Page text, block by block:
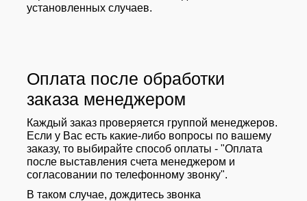
установленных случаев.
Оплата после обработки
заказа менеджером
Каждый заказ проверяется группой менеджеров.
Если у Вас есть какие-либо вопросы по вашему
заказу, то выбирайте способ оплаты - "Оплата
после выставления счета менеджером и
согласовании по телефонному звонку".
В таком случае, дождитесь звонка